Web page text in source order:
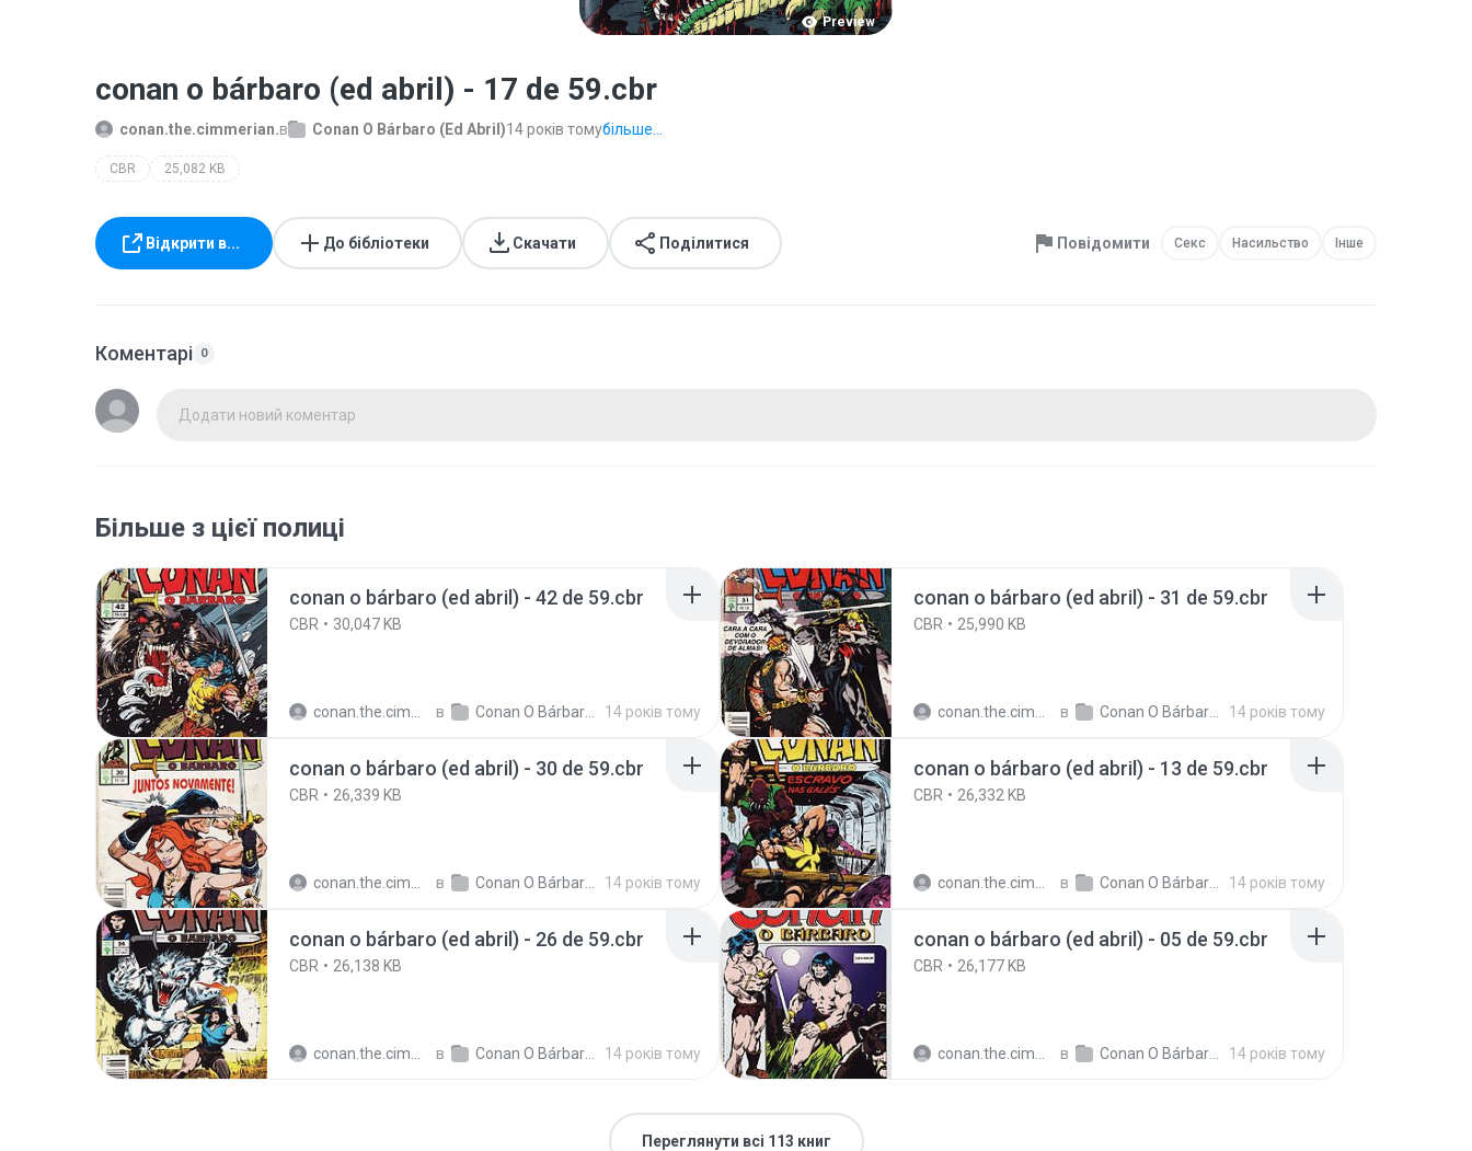
Preview
conan o bárbaro (ed abril) - 17 de 59.cbr
conan.the.cimmerian.в Conan O Bárbaro (Ed Abril)14 років томубільше...
CBR 25,082 KB
Відкрити в... До бібліотеки Скачати Поділитися Повідомити Секс Насильство Інше
Коментарі 0
Додати новий коментар
Більше з цієї полиці
conan o bárbaro (ed abril) - 42 de 59.cbr
CBR 30,047 KB
conan.the.cimmerian.barbarian в Conan O Bárbaro (Ed Abril) 14 років тому
conan o bárbaro (ed abril) - 31 de 59.cbr
CBR 25,990 KB
conan.the.cimmerian.barbarian в Conan O Bárbaro (Ed Abril) 14 років тому
conan o bárbaro (ed abril) - 30 de 59.cbr
CBR 26,339 KB
conan.the.cimmerian.barbarian в Conan O Bárbaro (Ed Abril) 14 років тому
conan o bárbaro (ed abril) - 13 de 59.cbr
CBR 26,332 KB
conan.the.cimmerian.barbarian в Conan O Bárbaro (Ed Abril) 14 років тому
conan o bárbaro (ed abril) - 26 de 59.cbr
CBR 26,138 KB
conan.the.cimmerian.barbarian в Conan O Bárbaro (Ed Abril) 14 років тому
conan o bárbaro (ed abril) - 05 de 59.cbr
CBR 26,177 KB
conan.the.cimmerian.barbarian в Conan O Bárbaro (Ed Abril) 14 років тому
Переглянути всі 113 книг